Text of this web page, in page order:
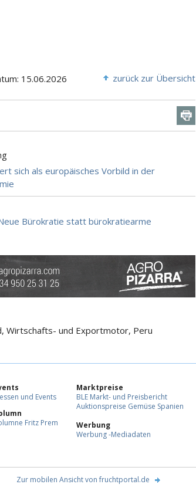
15.06.2026 zurück zur Übersicht
sich als europäisches Vorbild in der
Bürokratie statt bürokratiearme
Wirtschafts- und Exportmotor, Peru
und Events
Fritz Prem
Marktpreise
BLE Markt- und Preisbericht
Auktionspreise Gemüse Spanien
Werbung
Werbung -Mediadaten
Zur mobilen Ansicht von fruchtportal.de